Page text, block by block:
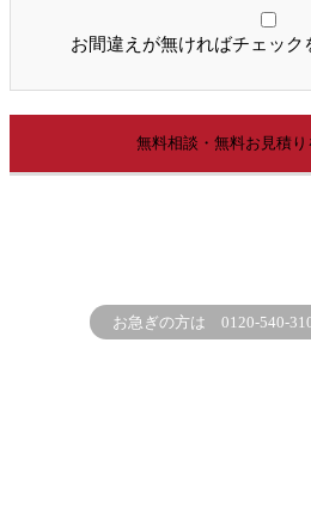
お間違えが無ければチェック
お急ぎの方は 0120-540-